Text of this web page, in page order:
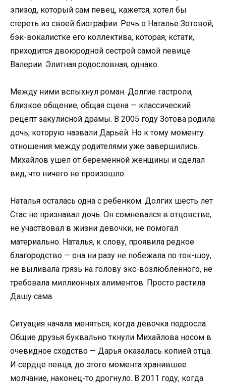
эпизод, который сам певец, кажется, хотел бы
стереть из своей биографии. Речь о Наталье Зотовой,
бэк-вокалистке его коллектива, которая, кстати,
приходится двоюродной сестрой самой певице
Валерии. Элитная родословная, однако.
Между ними вспыхнул роман. Долгие гастроли,
близкое общение, общая сцена — классический
рецепт закулисной драмы. В 2005 году Зотова родила
дочь, которую назвали Дарьей. Но к тому моменту
отношения между родителями уже завершились.
Михайлов ушел от беременной женщины и сделал
вид, что ничего не произошло.
Наталья осталась одна с ребенком. Долгих шесть лет
Стас не признавал дочь. Он сомневался в отцовстве,
не участвовал в жизни девочки, не помогал
материально. Наталья, к слову, проявила редкое
благородство — она ни разу не побежала по ток-шоу,
не выливала грязь на голову экс-возлюбленного, не
требовала миллионных алиментов. Просто растила
Дашу сама.
Ситуация начала меняться, когда девочка подросла.
Общие друзья буквально ткнули Михайлова носом в
очевидное сходство — Дарья оказалась копией отца.
И сердце певца, до этого момента хранившее
молчание, наконец-то дрогнуло. В 2011 году, когда